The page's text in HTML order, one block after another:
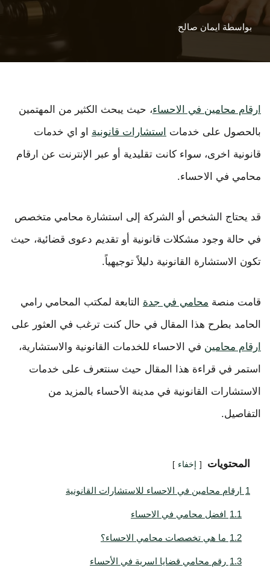
بواسطة ايمان صالح
ارقام محامين في الاحساء، حيث يبحث الكثير من المهتمين
بالحصول على خدمات
استشارات قانونية او اي خدمات
قانونية اخرى، سواء كانت تقليدية أو عبر الإنترنت عن ارقام
محامي في الاحساء.
قد يحتاج الشخص أو الشركة إلى استشارة محامي متخصص
في حالة وجود مشكلات قانونية أو تقديم دعوى قضائية، حيث
تكون الاستشارة القانونية دليلاً توجيهياً.
قامت منصة محامي في جدة التابعة لمكتب المحامي رامي
الحامد بطرح هذا المقال في حال كنت ترغب في العثور على
ارقام محامين في الاحساء للخدمات القانونية والاستشارية،
استمر في قراءة هذا المقال حيث سنتعرف على خدمات
الاستشارات القانونية في مدينة الأحساء بالمزيد من
التفاصيل.
المحتويات إخفاء
1 ارقام محامين في الاحساء للاستشارات القانونية
1.1 افضل محامي في الاحساء
1.2 ما هي تخصصات محامي الاحساء؟
1.3 رقم محامي قضايا اسرية في الأحساء